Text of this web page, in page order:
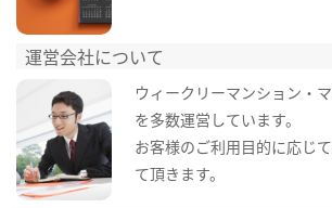
運営会社について
ウィークリーマンション・
を多数運営しています。
お客様のご利用目的に応じ
て頂きます。